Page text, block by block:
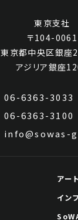
東京支社
〒104-0061
東京都中央区銀
アジリア銀座
06-6363-3033
06-6363-3100
info@sowas-
アー
イン